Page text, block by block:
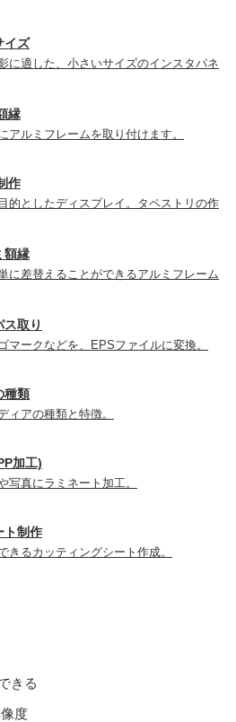
イズ
に適した、小さいサイズのインスタパネ
縁
アルミフレームを取り付けます。
作
的としたディスプレイ。タペストリの作
額縁
に差替えることができるアルミフレーム
取り
マークなどを、EPSファイルに変換。
種類
ィアの種類と特徴。
加工)
写真にラミネート加工。
ト制作
きるカッティングシート作成。
きる
度